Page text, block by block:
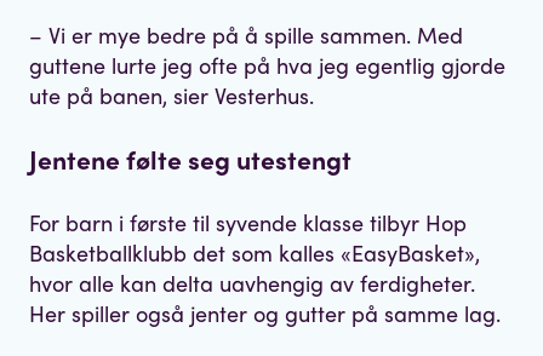
– Vi er mye bedre på å spille sammen. Med
guttene lurte jeg ofte på hva jeg egentlig gjorde
ute på banen, sier Vesterhus.
Jentene følte seg utestengt
For barn i første til syvende klasse tilbyr Hop
Basketballklubb det som kalles «EasyBasket»,
hvor alle kan delta uavhengig av ferdigheter.
Her spiller også jenter og gutter på samme lag.